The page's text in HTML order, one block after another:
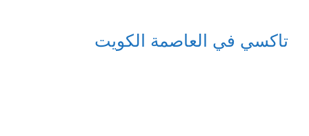
تاكسي في العاصمة الكويت